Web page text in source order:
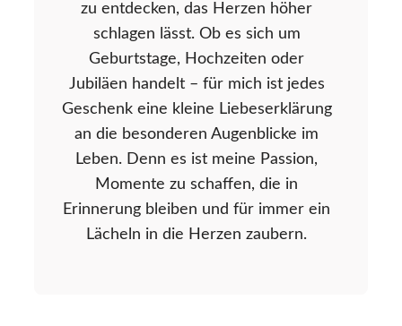
zu entdecken, das Herzen höher
schlagen lässt. Ob es sich um
Geburtstage, Hochzeiten oder
Jubiläen handelt – für mich ist jedes
Geschenk eine kleine Liebeserklärung
an die besonderen Augenblicke im
Leben. Denn es ist meine Passion,
Momente zu schaffen, die in
Erinnerung bleiben und für immer ein
Lächeln in die Herzen zaubern.